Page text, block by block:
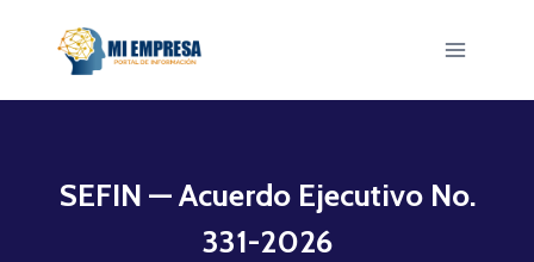
SEFIN — Acuerdo Ejecutivo No.
331-2026